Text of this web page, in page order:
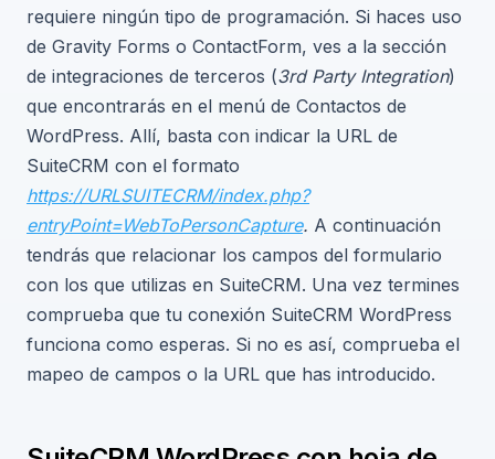
requiere ningún tipo de programación. Si haces uso
de Gravity Forms o ContactForm, ves a la sección
de integraciones de terceros (3rd Party Integration)
que encontrarás en el menú de Contactos de
WordPress. Allí, basta con indicar la URL de
SuiteCRM con el formato
https://URLSUITECRM/index.php?
entryPoint=WebToPersonCapture. A continuación
tendrás que relacionar los campos del formulario
con los que utilizas en SuiteCRM. Una vez termines
comprueba que tu conexión SuiteCRM WordPress
funciona como esperas. Si no es así, comprueba el
mapeo de campos o la URL que has introducido.